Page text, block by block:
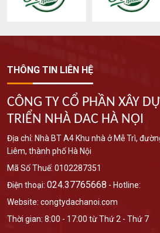
THÔNG TIN LIÊN HỆ
CÔNG TY CỔ PHẦN XÂY
TRIỂN NHÀ DAC HÀ NỘI
Địa chỉ: Nhà BT A4 Khu nhà ở Mễ Trì,
Liêm, thành phố Hà Nội
Mã Số Thuế: 0102287351
Điện thoại: 024.37765668 - Hotline:
Website: congtydachanoi.com
Thời gian: 8:00 - 17:00 từ Thứ 2 - Thứ 7